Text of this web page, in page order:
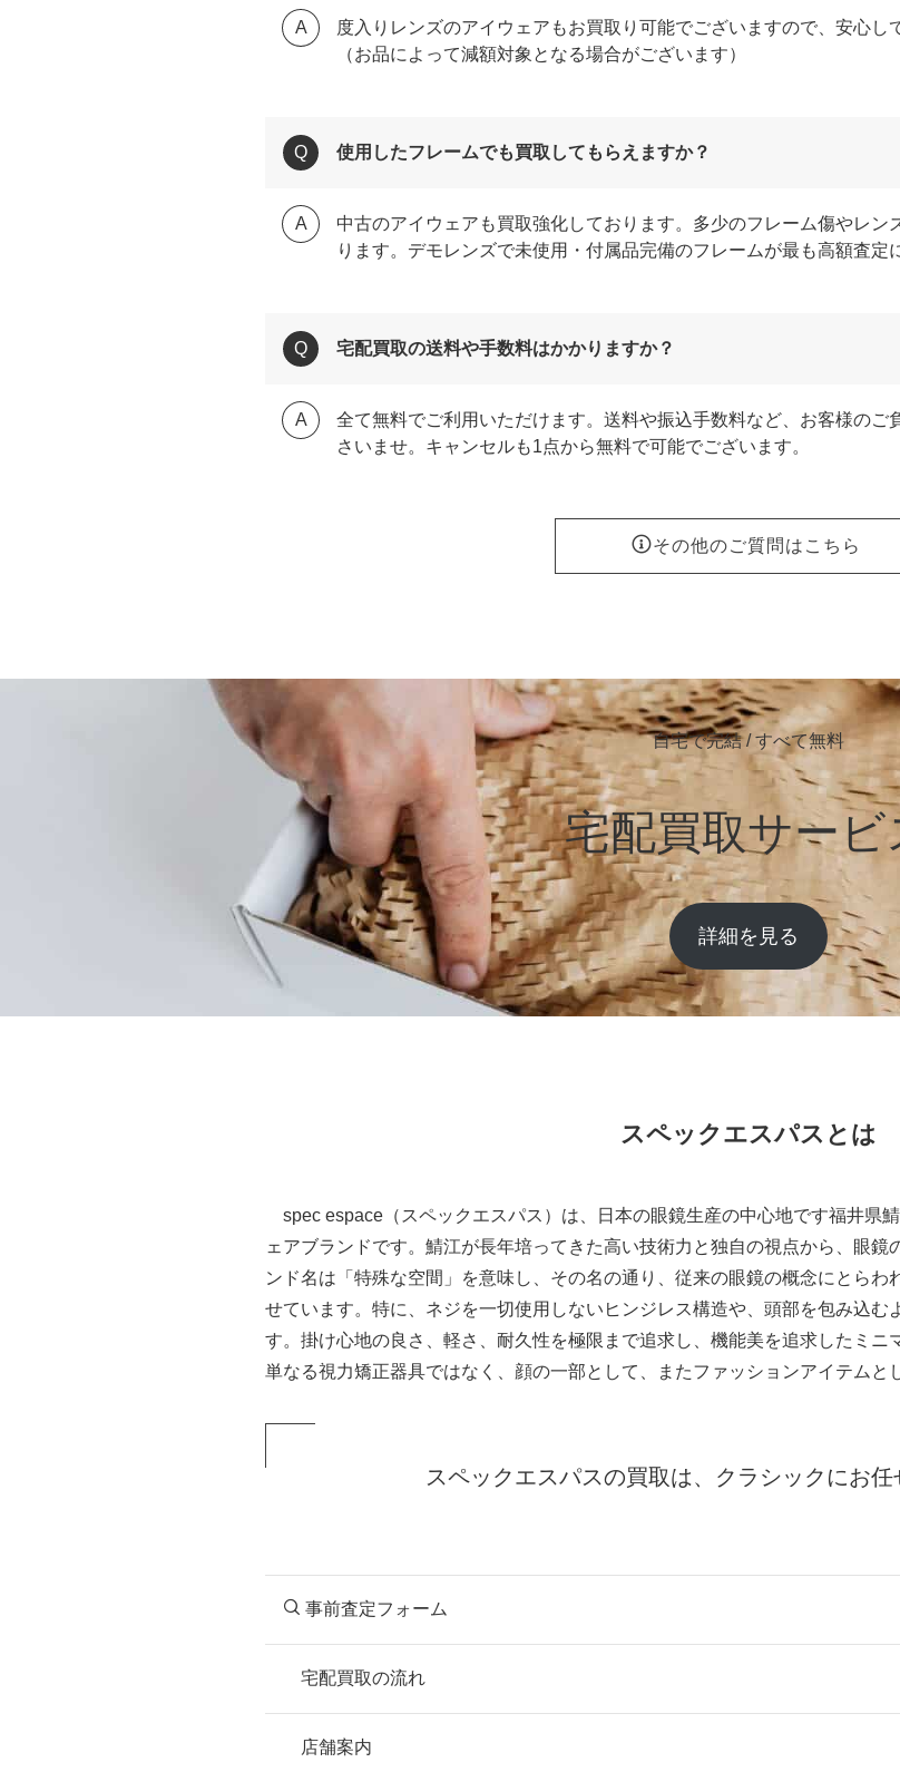
度入りレンズのアイウェアもお買取り可能でございますので、安心し
（お品によって減額対象となる場合がございます）
使用したフレームでも買取してもらえますか？
中古のアイウェアも買取強化しております。多少のフレーム傷やレン
ります。デモレンズで未使用・付属品完備のフレームが最も高額査定
宅配買取の送料や手数料はかかりますか？
全て無料でご利用いただけます。送料や振込手数料など、お客様のご
さいませ。キャンセルも1点から無料で可能でございます。
その他のご質問はこちら
自宅で完結 / すべて無料
宅配買取サービ
詳細を見る
スペックエスパスとは
spec espace（スペックエスパス）は、日本の眼鏡生産の中心地です福井県
ェアブランドです。鯖江が長年培ってきた高い技術力と独自の視点から、眼鏡
ンド名は「特殊な空間」を意味し、その名の通り、従来の眼鏡の概念にとらわ
せています。特に、ネジを一切使用しないヒンジレス構造や、頭部を包み込む
す。掛け心地の良さ、軽さ、耐久性を極限まで追求し、機能美を追求したミニ
単なる視力矯正器具ではなく、顔の一部として、またファッションアイテムと
スペックエスパスの買取は、クラシックにお任
事前査定フォーム
宅配買取の流れ
お申込み
店舗案内